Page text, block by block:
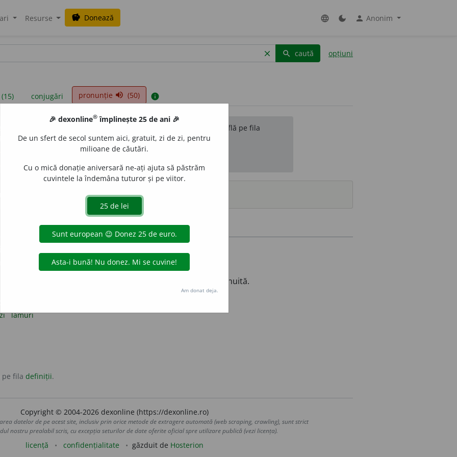
Resurse savings Donează language dark_mode person Anonim
clear search caută opțiuni
conjugări pronunție volume_up (50) info
sunt compilate de echipa dexonline. Definițiile originale se află pe fila
reordona filele pe pagina depreferințe.
surse
încurcat.
încurca încâlci
a scoate pe cineva dintr-o situație încurcată, dificilă, neobișnuită.
a clarifica o problemă, o situație confuză, încurcată.
lămuri
pe fila definiții.
Copyright © 2004-2026 dexonline (https://dexonline.ro)
datelor de pe acest site, inclusiv prin orice metode de extragere automată (web scraping, crawling), sunt strict
nostru prealabil scris, cu excepția seturilor de date oferite oficial spre utilizare publică (vezi licența).
licență confidențialitate găzduit de Hosterion
🎉 dexonline® împlinește 25 de ani 🎉
De un sfert de secol suntem aici, gratuit, zi de zi, pentru
milioane de căutări.
Cu o mică donație aniversară ne-ați ajuta să păstrăm
cuvintele la îndemâna tuturor și pe viitor.
Am donat deja.